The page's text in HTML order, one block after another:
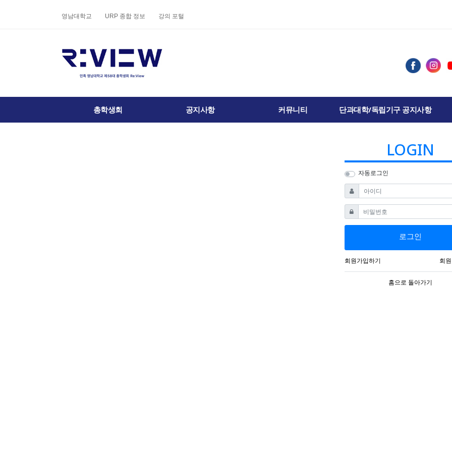
영남대학교 URP 종합 정보 강의 포털
총학생회 공지사항 커뮤니티 단과대학/독립기구 공지사항
LOGIN
자동로그인
아이디 필수
비밀번호필수
로그인
회원가입하기 회
홈으로 돌아가기